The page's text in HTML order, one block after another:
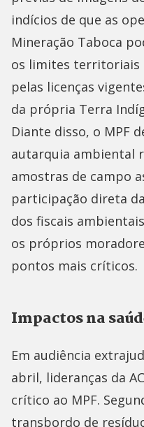
indícios de que as
Mineração Taboca
os limites territoriais
pelas licenças
da própria Terra
Diante disso, o MPF
autarquia ambiental
amostras de campo
participação direta
dos fiscais
os próprios
pontos mais críticos.
Impactos na
Em audiência
abril, lideranças da
crítico ao MPF.
transbordo de